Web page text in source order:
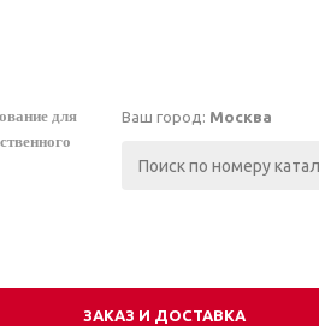
для
Ваш город: Москва
ЗАКАЗ И ДОСТАВКА